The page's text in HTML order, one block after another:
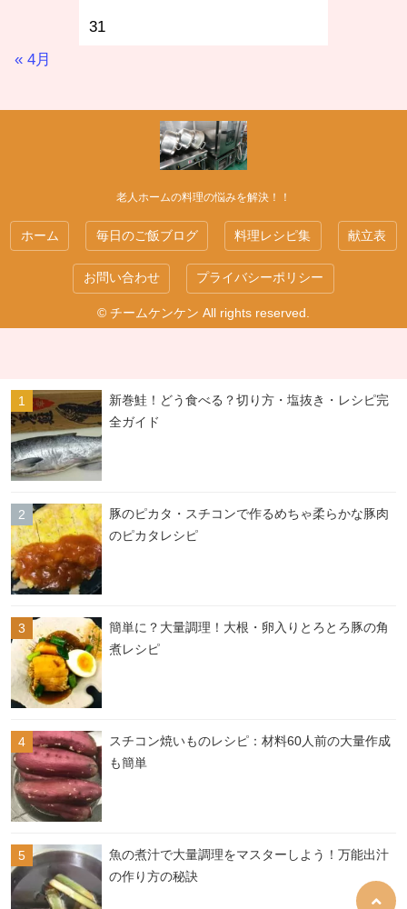
31
« 4月
老人ホームの料理の悩みを解決！！
ホーム 毎日のご飯ブログ 料理レシピ集 献立表
お問い合わせ プライバシーポリシー
© チームケンケン All rights reserved.
新巻鮭！どう食べる？切り方・塩抜き・レシピ完
全ガイド
豚のピカタ・スチコンで作るめちゃ柔らかな豚肉
のピカタレシピ
簡単に？大量調理！大根・卵入りとろとろ豚の角
煮レシピ
スチコン焼いものレシピ：材料60人前の大量作成
も簡単
魚の煮汁で大量調理をマスターしよう！万能出汁
の作り方の秘訣